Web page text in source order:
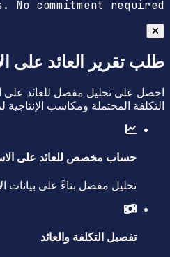
No commitment required.
طلب تقرير العائد على
احصل على تحليل مفصل للعائد على
التكلفة المحتملة ومكاسب الإنتاجية
حساب مخصص للعائد على
تحليل مفصل بناءً على بيانات
تفصيل التكلفة والعائد